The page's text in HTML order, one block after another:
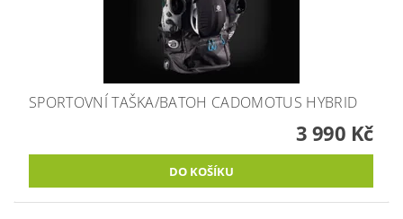
SPORTOVNÍ TAŠKA/BATOH CADOMOTUS HYBRID
3 990 Kč